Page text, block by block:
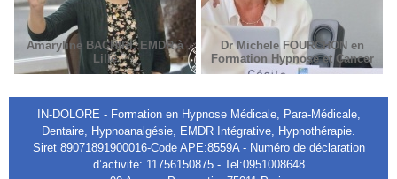
Amaryline BACHIRI, EMDR à
Lille
Dr Michele FOURCHON en
Formation Hypnose et Cancer
IN-DOLORE - Formation en Hypnose Médicale, Para-Médicale,
Dentaire, Hypnoanalgésie, EMDR Intégrative, Hypnothérapie.
Siret 89071891900016-Code APE:8559A - Numéro de déclaration
d’activité: 11756150875 - Tel:0951008648